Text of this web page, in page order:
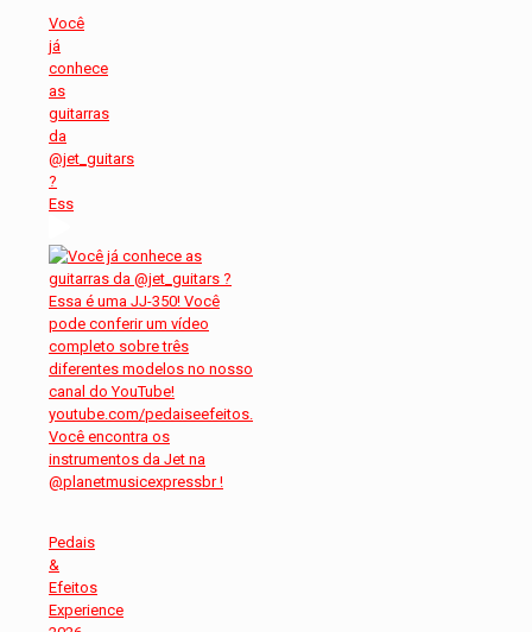
Você
já
conhece
as
guitarras
da
@jet_guitars
?
Ess
Pedais
&
Efeitos
Experience